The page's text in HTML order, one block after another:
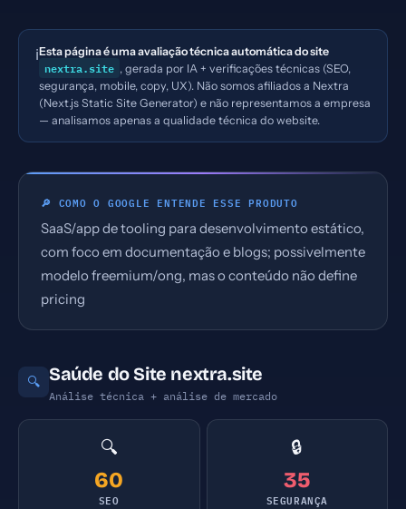
ℹ️Esta página é uma avaliação técnica automática do site
nextra.site , gerada por IA + verificações técnicas (SEO,
segurança, mobile, copy, UX). Não somos afiliados a Nextra
(Next.js Static Site Generator) e não representamos a empresa
— analisamos apenas a qualidade técnica do website.
🔎 COMO O GOOGLE ENTENDE ESSE PRODUTO
SaaS/app de tooling para desenvolvimento estático,
com foco em documentação e blogs; possivelmente
modelo freemium/ong, mas o conteúdo não define
pricing
🔍 Saúde do Site nextra.site
Análise técnica + análise de mercado
🔍
60
SEO
🔒
35
SEGURANÇA